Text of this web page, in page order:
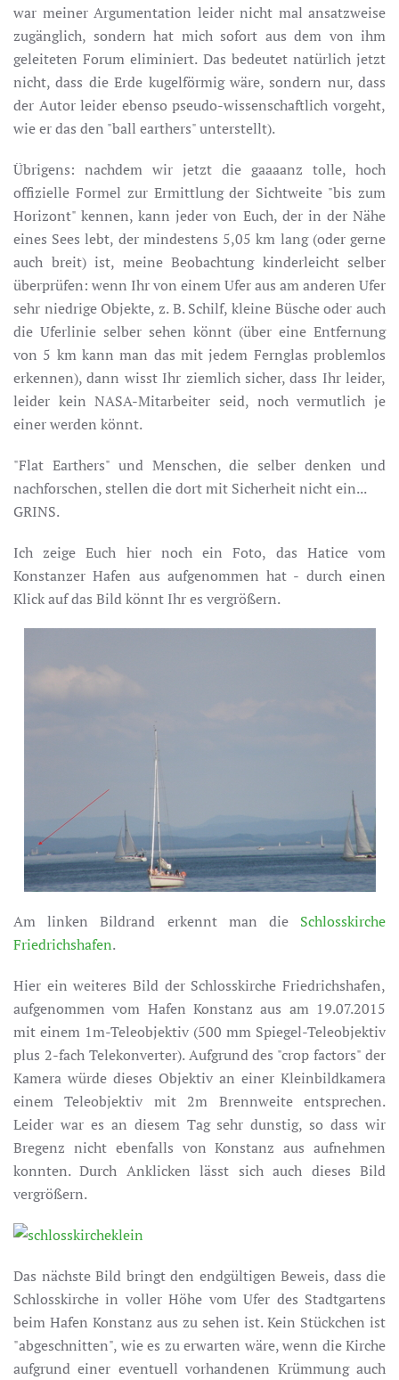
war meiner Argumentation leider nicht mal ansatzweise
zugänglich, sondern hat mich sofort aus dem von ihm
geleiteten Forum eliminiert. Das bedeutet natürlich jetzt
nicht, dass die Erde kugelförmig wäre, sondern nur, dass
der Autor leider ebenso pseudo-wissenschaftlich vorgeht,
wie er das den "ball earthers" unterstellt).
Übrigens: nachdem wir jetzt die gaaaanz tolle, hoch
offizielle Formel zur Ermittlung der Sichtweite "bis zum
Horizont" kennen, kann jeder von Euch, der in der Nähe
eines Sees lebt, der mindestens 5,05 km lang (oder gerne
auch breit) ist, meine Beobachtung kinderleicht selber
überprüfen: wenn Ihr von einem Ufer aus am anderen Ufer
sehr niedrige Objekte, z. B. Schilf, kleine Büsche oder auch
die Uferlinie selber sehen könnt (über eine Entfernung
von 5 km kann man das mit jedem Fernglas problemlos
erkennen), dann wisst Ihr ziemlich sicher, dass Ihr leider,
leider kein NASA-Mitarbeiter seid, noch vermutlich je
einer werden könnt.
"Flat Earthers" und Menschen, die selber denken und
nachforschen, stellen die dort mit Sicherheit nicht ein...
GRINS.
Ich zeige Euch hier noch ein Foto, das Hatice vom
Konstanzer Hafen aus aufgenommen hat - durch einen
Klick auf das Bild könnt Ihr es vergrößern.
Am linken Bildrand erkennt man die Schlosskirche
Friedrichshafen.
Hier ein weiteres Bild der Schlosskirche Friedrichshafen,
aufgenommen vom Hafen Konstanz aus am 19.07.2015
mit einem 1m-Teleobjektiv (500 mm Spiegel-Teleobjektiv
plus 2-fach Telekonverter). Aufgrund des "crop factors" der
Kamera würde dieses Objektiv an einer Kleinbildkamera
einem Teleobjektiv mit 2m Brennweite entsprechen.
Leider war es an diesem Tag sehr dunstig, so dass wir
Bregenz nicht ebenfalls von Konstanz aus aufnehmen
konnten. Durch Anklicken lässt sich auch dieses Bild
vergrößern.
Das nächste Bild bringt den endgültigen Beweis, dass die
Schlosskirche in voller Höhe vom Ufer des Stadtgartens
beim Hafen Konstanz aus zu sehen ist. Kein Stückchen ist
"abgeschnitten", wie es zu erwarten wäre, wenn die Kirche
aufgrund einer eventuell vorhandenen Krümmung auch